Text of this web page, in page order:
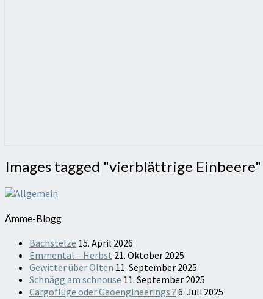
Images
tagged
"vierblättrige
Einbeere"
Images tagged "vierblättrige Einbeere"
Ämme-Blogg
Bachstelze 15. April 2026
Emmental – Herbst 21. Oktober 2025
Gewitter über Olten 11. September 2025
Schnägg am schnouse 11. September 2025
Cargoflüge oder Geoengineerings ? 6. Juli 2025